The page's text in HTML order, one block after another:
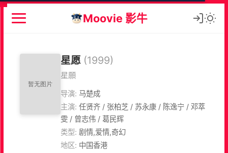
Moovie 影牛
星愿 (1999)
星願
导演: 马楚成
主演: 任贤齐 / 张柏芝 / 苏永康 / 陈逸宁 / 邓萃
雯 / 曾志伟 / 葛民辉
类型: 剧情,爱情,奇幻
地区: 中国香港